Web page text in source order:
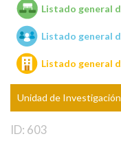
Unidades de
Listado general
Listado general
Listado general
Unidad de Investigación
ID: 603